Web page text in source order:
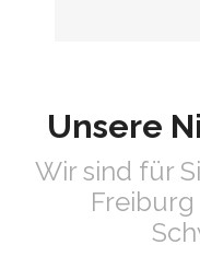
Unsere
Wir sind für